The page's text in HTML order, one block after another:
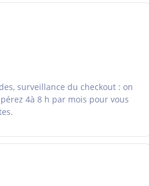
surveillance du checkout : on
4à 8 h par mois pour vous